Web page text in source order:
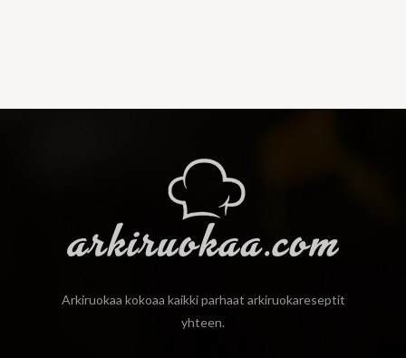
Arkiruokaa kokoaa kaikki parhaat arkiruokareseptit
yhteen.